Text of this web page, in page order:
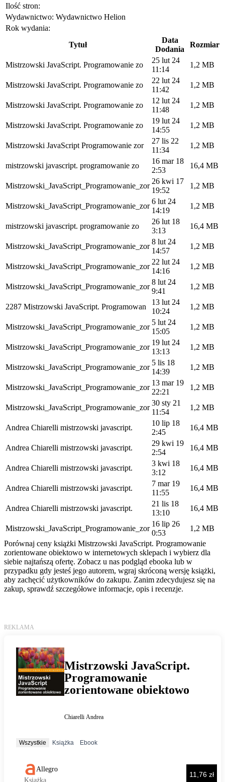
Ilość stron:
Wydawnictwo: Wydawnictwo Helion
Rok wydania:
Tytuł
Data
Dodania
Rozmiar
Mistrzowski JavaScript. Programowanie zo
25 lut 24
11:14
1,2 MB
Mistrzowski JavaScript. Programowanie zo
22 lut 24
11:42
1,2 MB
Mistrzowski JavaScript. Programowanie zo
12 lut 24
11:48
1,2 MB
Mistrzowski JavaScript. Programowanie zo
19 lut 24
14:55
1,2 MB
Mistrzowski JavaScript Programowanie zor
27 lis 22
11:34
1,2 MB
mistrzowski javascript. programowanie zo
16 mar 18
2:53
16,4 MB
Mistrzowski_JavaScript_Programowanie_zor
26 kwi 17
19:52
1,2 MB
Mistrzowski_JavaScript_Programowanie_zor
6 lut 24
14:19
1,2 MB
mistrzowski javascript. programowanie zo
26 lut 18
3:13
16,4 MB
Mistrzowski_JavaScript_Programowanie_zor
8 lut 24
14:57
1,2 MB
Mistrzowski_JavaScript_Programowanie_zor
22 lut 24
14:16
1,2 MB
Mistrzowski_JavaScript_Programowanie_zor
8 lut 24
9:41
1,2 MB
2287 Mistrzowski JavaScript. Programowan
13 lut 24
10:24
1,2 MB
Mistrzowski_JavaScript_Programowanie_zor
5 lut 24
15:05
1,2 MB
Mistrzowski_JavaScript_Programowanie_zor
19 lut 24
13:13
1,2 MB
Mistrzowski_JavaScript_Programowanie_zor
5 lis 18
14:39
1,2 MB
Mistrzowski_JavaScript_Programowanie_zor
13 mar 19
22:21
1,2 MB
Mistrzowski_JavaScript_Programowanie_zor
30 sty 21
11:54
1,2 MB
Andrea Chiarelli mistrzowski javascript.
10 lip 18
2:45
16,4 MB
Andrea Chiarelli mistrzowski javascript.
29 kwi 19
2:54
16,4 MB
Andrea Chiarelli mistrzowski javascript.
3 kwi 18
3:12
16,4 MB
Andrea Chiarelli mistrzowski javascript.
7 mar 19
11:55
16,4 MB
Andrea Chiarelli mistrzowski javascript.
21 lis 18
13:10
16,4 MB
Mistrzowski_JavaScript_Programowanie_zor
16 lip 26
0:53
1,2 MB
Porównaj ceny książki Mistrzowski JavaScript. Programowanie
zorientowane obiektowo w internetowych sklepach i wybierz dla
siebie najtańszą ofertę. Zobacz u nas podgląd ebooka lub w
przypadku gdy jesteś jego autorem, wgraj skróconą wersję książki,
aby zachęcić użytkowników do zakupu. Zanim zdecydujesz się na
zakup, sprawdź szczegółowe informacje, opis i recenzje.